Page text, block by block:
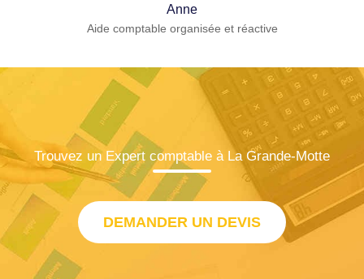
Anne
Aide comptable organisée et réactive
Trouvez un Expert comptable à La Grande-Motte
DEMANDER UN DEVIS